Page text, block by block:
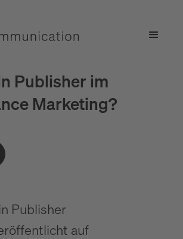
Publisher im
Marketing?
Publisher
auf